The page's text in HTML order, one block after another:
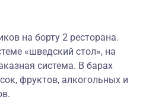
на борту 2 ресторана.
«шведский стол», на
система. В барах
фруктов, алкогольных и